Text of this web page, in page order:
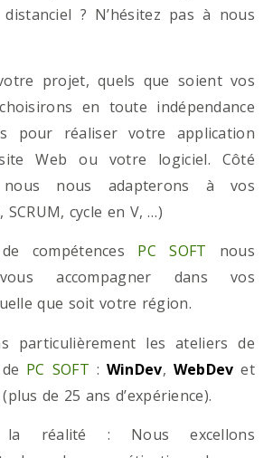
? N’hésitez pas à nous
projet, quels que soient vos
en toute indépendance
pour réaliser votre application
Web ou votre logiciel. Côté
nous nous adapterons à vos
cycle en V, …)
compétences PC SOFT nous
accompagner dans vos
que soit votre région.
particulièrement les ateliers de
PC SOFT : WinDev, WebDev et
(plus de 25 ans d’expérience).
réalité : Nous excellons